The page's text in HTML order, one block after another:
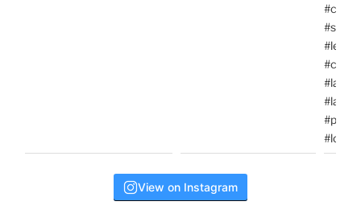
View on Instagram